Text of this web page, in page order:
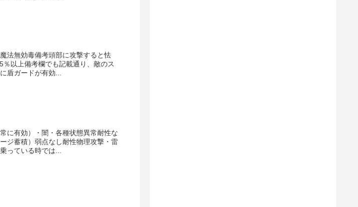
法無効毒備考頭部に攻撃すると怯
以上備考欄でも記載通り、敵のス
盾ガードが有効...
に有効）・闇・各種状態異常耐性な
ジ蓄積）弱点なし耐性物理攻撃・雷
っている時では...